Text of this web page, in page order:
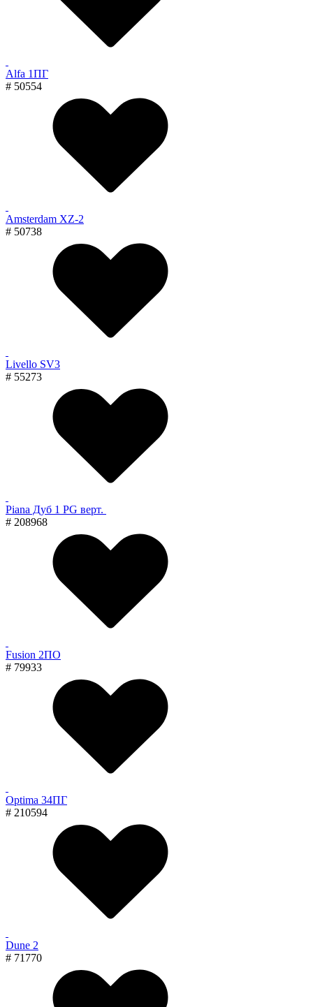
Alfa 1ПГ
# 50554
Amsterdam XZ-2
# 50738
Livello SV3
# 55273
Piana Дуб 1 PG верт.
# 208968
Fusion 2ПО
# 79933
Optima 34ПГ
# 210594
Dune 2
# 71770